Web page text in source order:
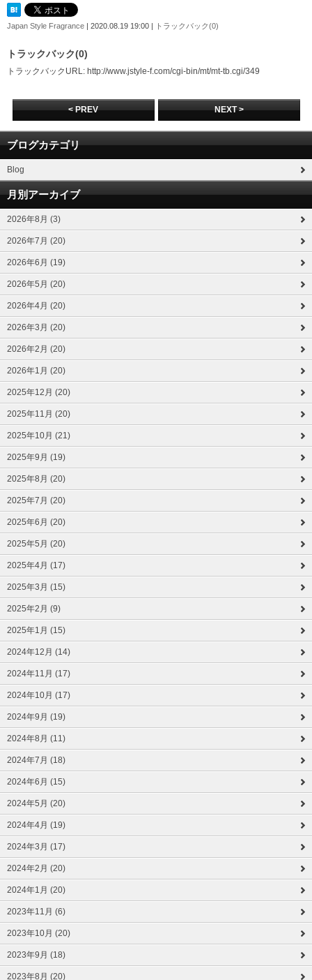
Japan Style Fragrance | 2020.08.19 19:00 | トラックバック(0)
トラックバック(0)
トラックバックURL: http://www.jstyle-f.com/cgi-bin/mt/mt-tb.cgi/349
< PREV NEXT >
ブログカテゴリ
Blog
月別アーカイブ
2026年8月 (3)
2026年7月 (20)
2026年6月 (19)
2026年5月 (20)
2026年4月 (20)
2026年3月 (20)
2026年2月 (20)
2026年1月 (20)
2025年12月 (20)
2025年11月 (20)
2025年10月 (21)
2025年9月 (19)
2025年8月 (20)
2025年7月 (20)
2025年6月 (20)
2025年5月 (20)
2025年4月 (17)
2025年3月 (15)
2025年2月 (9)
2025年1月 (15)
2024年12月 (14)
2024年11月 (17)
2024年10月 (17)
2024年9月 (19)
2024年8月 (11)
2024年7月 (18)
2024年6月 (15)
2024年5月 (20)
2024年4月 (19)
2024年3月 (17)
2024年2月 (20)
2024年1月 (20)
2023年11月 (6)
2023年10月 (20)
2023年9月 (18)
2023年8月 (20)